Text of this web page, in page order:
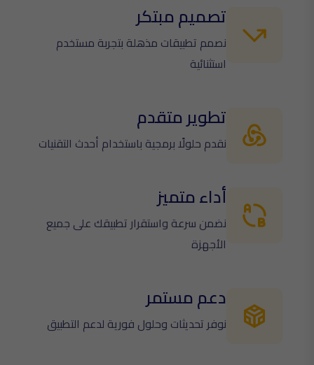
تصميم مبتكر
نصمم تطبيقات مذهلة بتجربة مستخدم
استثنائية
تطوير متقدم
نقدم حلولًا برمجية باستخدام أحدث التقنيات
أداء متميز
نضمن سرعة واستقرار تطبيقك على جميع
الأجهزة
دعم مستمر
نوفر تحديثات وحلول فورية لدعم التطبيق